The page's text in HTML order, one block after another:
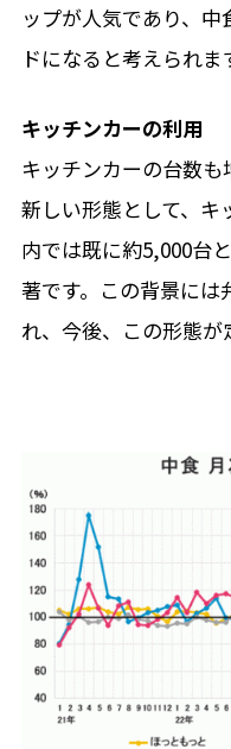
ップが人気であり、
ドになると考えられま
キッチンカーの利用
キッチンカーの台数
新しい形態として、キ
内では既に約5,000台
著です。この背景には
れ、今後、この形態が